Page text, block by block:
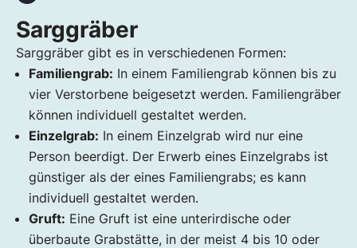
Sarggräber
Sarggräber gibt es in verschiedenen Formen:
Familiengrab: In einem Familiengrab können bis zu
vier Verstorbene beigesetzt werden. Familiengräber
können individuell gestaltet werden.
Einzelgrab: In einem Einzelgrab wird nur eine
Person beerdigt. Der Erwerb eines Einzelgrabs ist
günstiger als der eines Familiengrabs; es kann
individuell gestaltet werden.
Gruft: Eine Gruft ist eine unterirdische oder
überbaute Grabstätte, in der meist 4 bis 10 oder